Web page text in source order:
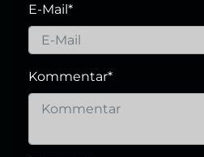
E-Mail*
Kommentar*